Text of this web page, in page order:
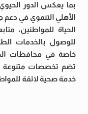
بما يعكس الدور
الأهلي التنموي في
الحياة للمواطنين،
للوصول بالخدمات
خاصة في محافظات
تضم تخصصات متنوعة
خدمة صحية لائقة